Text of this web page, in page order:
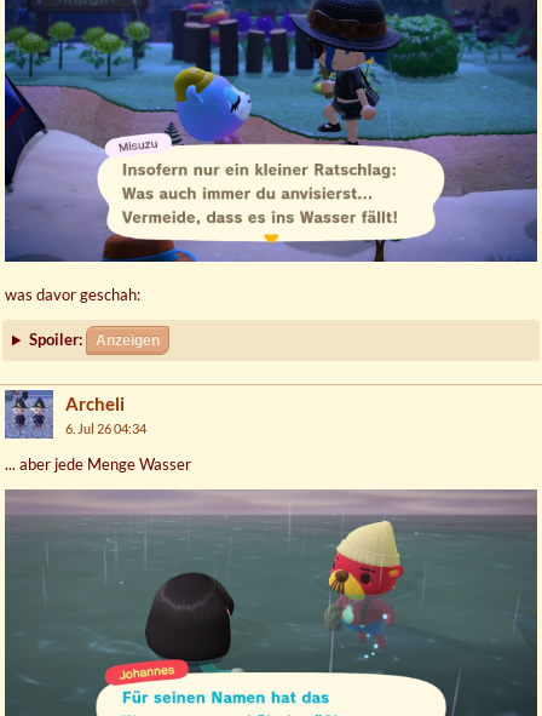
was davor geschah:
Spoiler: Anzeigen
Archeli
6. Jul 26 04:34
... aber jede Menge Wasser